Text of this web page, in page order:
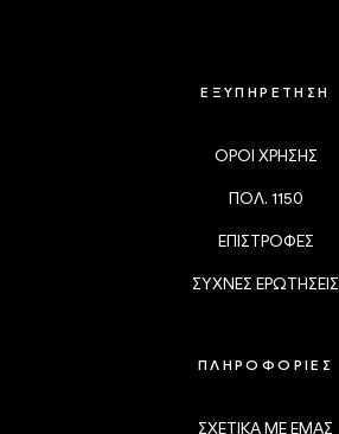
ΕΞΥΠΗΡΕΤΗΣΗ
ΟΡΟΙ ΧΡΗΣΗΣ
ΠΟΛ. 1150
ΕΠΙΣΤΡΟΦΕΣ
ΣΥΧΝΕΣ ΕΡΩΤΗΣΕΙΣ
ΠΛΗΡΟΦΟΡΙΕΣ
ΣΧΕΤΙΚΑ ΜΕ ΕΜΑΣ